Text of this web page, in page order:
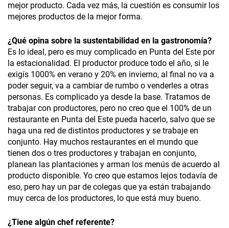
mejor producto. Cada vez más, la cuestión es consumir los
mejores productos de la mejor forma.
¿Qué opina sobre la sustentabilidad en la gastronomía?
Es lo ideal, pero es muy complicado en Punta del Este por
la estacionalidad. El productor produce todo el año, si le
exigís 1000% en verano y 20% en invierno, al final no va a
poder seguir, va a cambiar de rumbo o venderles a otras
personas. Es complicado ya desde la base. Tratamos de
trabajar con productores, pero no creo que el 100% de un
restaurante en Punta del Este pueda hacerlo, salvo que se
haga una red de distintos productores y se trabaje en
conjunto. Hay muchos restaurantes en el mundo que
tienen dos o tres productores y trabajan en conjunto,
planean las plantaciones y arman los menús de acuerdo al
producto disponible. Yo creo que estamos lejos todavía de
eso, pero hay un par de colegas que ya están trabajando
muy cerca de los productores, lo que está muy bueno.
¿Tiene algún chef referente?